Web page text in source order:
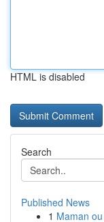
HTML is disabled
Search
Published News
1 Maman